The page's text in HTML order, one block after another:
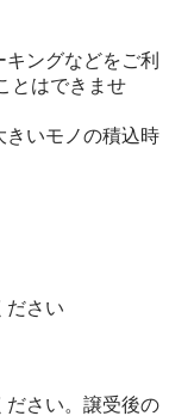
ングなどをご利
とはできませ
いモノの積込時
ださい
ださい。譲受後の